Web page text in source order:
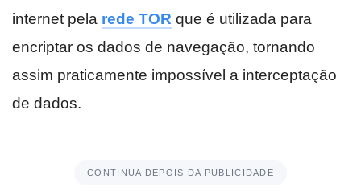
internet pela rede TOR que é utilizada para
encriptar os dados de navegação, tornando
assim praticamente impossível a interceptação
de dados.
CONTINUA DEPOIS DA PUBLICIDADE